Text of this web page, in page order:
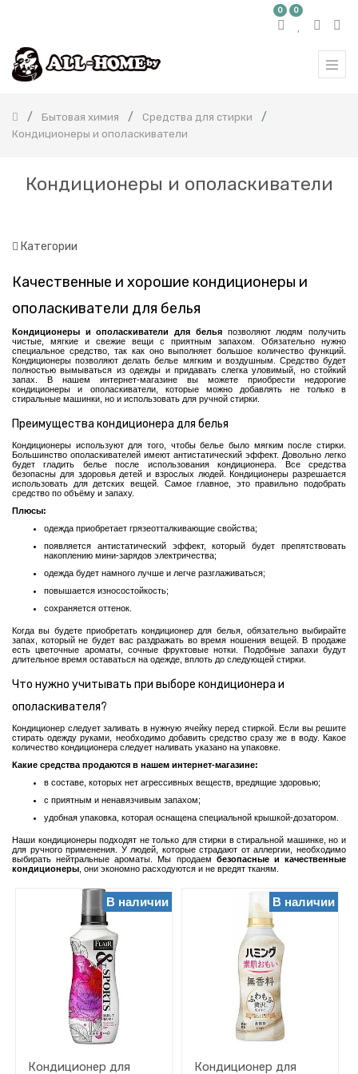
0 0
Бытовая химия
Средства для стирки
Кондиционеры и ополаскиватели
Кондиционеры и ополаскиватели
Категории
ТОВАРОВ
Бытовая
химия
химия
Средства
стирки
для
Стиральные
порошки
Жидкости
и
гели
стирки
Капсулы
для
стирки
Салфетки
для
Отбеливатели
пятновыводители
Стирка
белья
Хозяйственное
мыло
и
ополаскиватели
Эко
Гипоаллергенные
(для
чувствительной
кожи)
Салфетки
сушильных
машин
Средства
для
посудомоечных
Качественные и хорошие кондиционеры и
ополаскиватели для белья
Кондиционеры и ополаскиватели для бельяпозволяют людям получить
чистые, мягкие и свежие вещи с приятным запахом. Обязательно нужно
специальное средство, так как оно выполняет большое количество функций.
Кондиционеры позволяют делать белье мягким и воздушным. Средство будет
полностью вымываться из одежды и придавать слегка уловимый, но стойкий
запах. В нашем интернет-магазине вы можете приобрести недорогие
кондиционеры и ополаскиватели, которые можно добавлять не только в
стиральные машинки, но и использовать для ручной стирки.
Преимущества кондиционера для белья
Кондиционеры используют для того, чтобы белье было мягким после стирки.
Большинство ополаскивателей имеют антистатический эффект. Довольно легко
будет гладить белье после использования кондиционера. Все средства
безопасны для здоровья детей и взрослых людей. Кондиционеры разрешается
использовать для детских вещей. Самое главное, это правильно подобрать
средство по объёму и запаху.
Плюсы:
одежда приобретает грязеотталкивающие свойства;
появляется антистатический эффект, который будет препятствовать
накоплению мини-зарядов электричества;
одежда будет намного лучше и легче разглаживаться;
повышается износостойкость;
сохраняется оттенок.
Когда вы будете приобретать кондиционер для белья, обязательно выбирайте
запах, который не будет вас раздражать во время ношения вещей. В продаже
есть цветочные ароматы, сочные фруктовые нотки. Подобные запахи будут
длительное время оставаться на одежде, вплоть до следующей стирки.
Что нужно учитывать при выборе кондиционера и
ополаскивателя?
Кондиционер следует заливать в нужную ячейку перед стиркой. Если вы решите
стирать одежду руками, необходимо добавить средство сразу же в воду. Какое
количество кондиционера следует наливать указано на упаковке.
Какие средства продаются в нашем интернет-магазине:
в составе, которых нет агрессивных веществ, вредящие здоровью;
с приятным и ненавязчивым запахом;
удобная упаковка, которая оснащена специальной крышкой-дозатором.
Наши кондиционеры подходят не только для стирки в стиральной машинке, но и
для ручного применения. У людей, которые страдают от аллергии, необходимо
выбирать нейтральные ароматы. Мы продаем безопасные и качественные
кондиционеры , они экономно расходуются и не вредят тканям.
В наличии
Кондиционер для
В наличии
Кондиционер для